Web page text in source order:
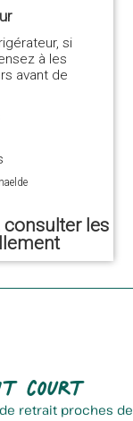
si
à les
avant de
consulter les
court
retrait proches de